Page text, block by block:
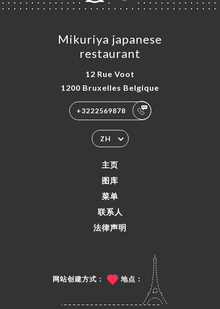
Mikuriya japanese
restaurant
12 Rue Voot
1200 Bruxelles Belgique
+3222569878
ZH
主页
图库
菜单
联系人
法律声明
网站创建方式： 地点：